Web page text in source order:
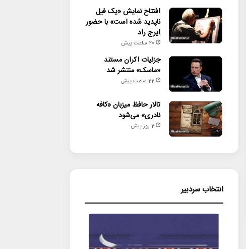
افتتاح نمایش «یک فیل
ناپدید شده است» با حضور
ایرج راد
20 ساعت پیش
جزئیات اکران مستند
«ماسک» منتشر شد
22 ساعت پیش
تالار حافظ میزبان «کافه
نادری» می‌شود
2 روز پیش
انتخاب سردبیر